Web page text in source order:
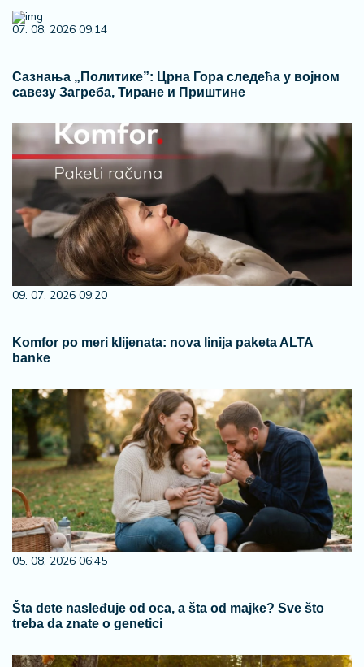
07. 08. 2026 09:14
Сазнања „Политике”: Црна Гора следећа у војном
савезу Загреба, Тиране и Приштине
09. 07. 2026 09:20
Komfor po meri klijenata: nova linija paketa ALTA
banke
05. 08. 2026 06:45
Šta dete nasleđuje od oca, a šta od majke? Sve što
treba da znate o genetici